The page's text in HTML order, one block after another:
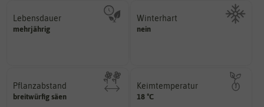
Winterhart
nein
Probleme überwintern können.
Keimtemperatur
18 °C
für die Keimung des Samenkorns
am idealsten?
Lebensdauer
mehrjährig
einjährig, zweijährig oder
mehrjährig.
Pflanzabstand
breitwürfig säen
Pflanzen voneinander haben?